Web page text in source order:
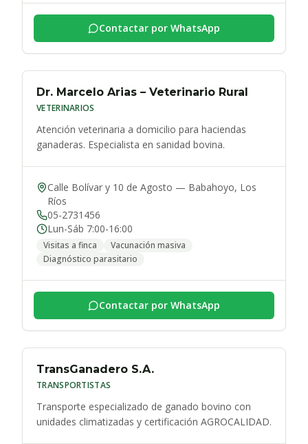
Contactar por WhatsApp
Dr. Marcelo Arias – Veterinario Rural
VETERINARIOS
Atención veterinaria a domicilio para haciendas
ganaderas. Especialista en sanidad bovina.
Calle Bolívar y 10 de Agosto — Babahoyo, Los
Ríos
05-2731456
Lun-Sáb 7:00-16:00
Visitas a finca
Vacunación masiva
Diagnóstico parasitario
Contactar por WhatsApp
TransGanadero S.A.
TRANSPORTISTAS
Transporte especializado de ganado bovino con
unidades climatizadas y certificación AGROCALIDAD.